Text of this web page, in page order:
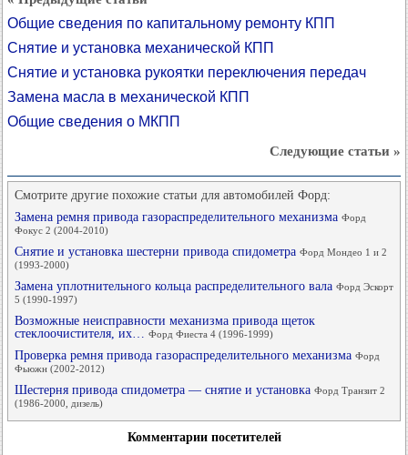
Общие сведения по капитальному ремонту КПП
Снятие и установка механической КПП
Снятие и установка рукоятки переключения передач
Замена масла в механической КПП
Общие сведения о МКПП
Следующие статьи »
Смотрите другие похожие статьи для автомобилей Форд:
Замена ремня привода газораспределительного механизма Форд
Фокус 2 (2004-2010)
Снятие и установка шестерни привода спидометра Форд Мондео 1 и 2
(1993-2000)
Замена уплотнительного кольца распределительного вала Форд Эскорт
5 (1990-1997)
Возможные неисправности механизма привода щеток
стеклоочистителя, их… Форд Фиеста 4 (1996-1999)
Проверка ремня привода газораспределительного механизма Форд
Фьюжн (2002-2012)
Шестерня привода спидометра — снятие и установка Форд Транзит 2
(1986-2000, дизель)
Комментарии посетителей